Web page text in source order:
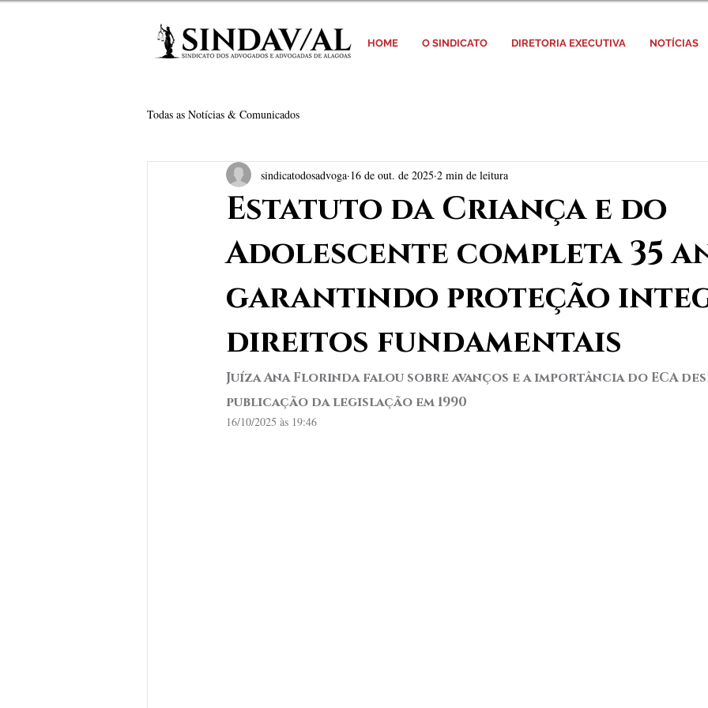
HOME O SINDICATO DIRETORIA EXECUTIVA NOTÍCIAS
Todas as Notícias & Comunicados
Estatuto da Criança e do
Adolescente completa 35
garantindo proteção
direitos fundamentais
sindicatodosadvoga 16 de out. de 2025 2 min de leitura
Juíza Ana Florinda falou sobre avanços e a importância do ECA
publicação da legislação em 1990
16/10/2025 às 19:46